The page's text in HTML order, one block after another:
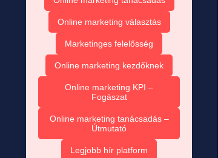
Online marketing választás
Marketinges felelősség
Online marketing kezdőknek
Online marketing KPI –
Fogászat
Online marketing tanácsadás –
Útmutató
Legjobb hír platform